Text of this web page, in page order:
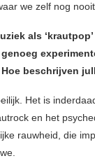
we zelf nog
als
beschrijven
Het is
en het
rauwheid, die